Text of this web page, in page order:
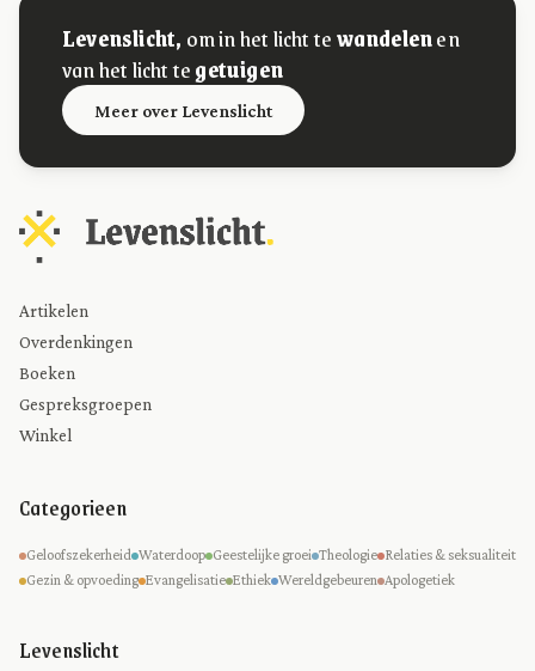
Levenslicht, om in het licht tewandelenen
van het licht tegetuigen
Meer over Levenslicht
Artikelen
Overdenkingen
Boeken
Gespreksgroepen
Winkel
Categorieen
Geloofszekerheid Waterdoop Geestelijke groei Theologie Relaties & seksualiteit
Gezin & opvoeding Evangelisatie Ethiek Wereldgebeuren Apologetiek
Levenslicht